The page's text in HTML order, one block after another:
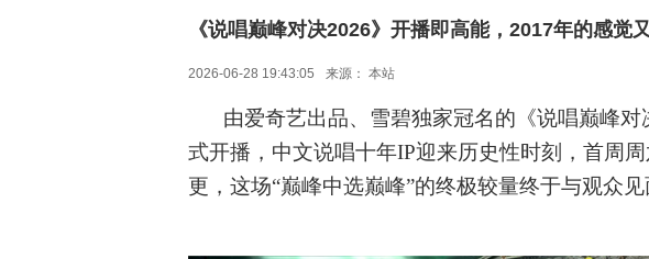
《说唱巅峰对决2026》开播即高能，2017年的感觉
2026-06-28 19:43:05 来源： 本站
由爱奇艺出品、雪碧独家冠名的《说唱巅峰对
式开播，中文说唱十年IP迎来历史性时刻，首周
更，这场“巅峰中选巅峰”的终极较量终于与观众见